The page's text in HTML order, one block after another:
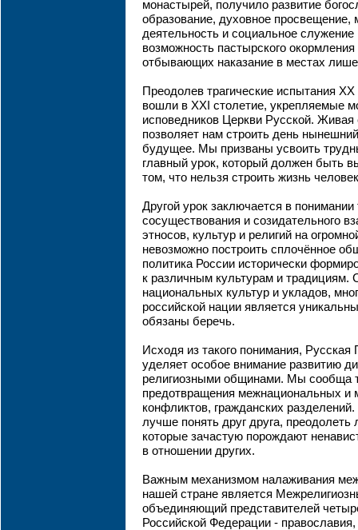
монастырей, получило развитие
образование, духовное просвещение,
деятельность и социальное
возможность пастырского
отбывающих наказание в местах
Преодолев трагические испытания
вошли в XXI столетие, укрепляемые
исповедников Церкви Русской.
позволяет нам строить день
будущее. Мы призваны усвоить
главный урок, который должен быть
том, что нельзя строить жизнь
Другой урок заключается в понимании
сосуществования и созидательного
этносов, культур и религий на
невозможно построить сплочённое
политика России исторически
к различным культурам и традициям.
национальных культур и укладов,
российской нации является
обязаны беречь.
Исходя из такого понимания,
уделяет особое внимание развитию
религиозными общинами. Мы сообща
предотвращения межнациональных и
конфликтов, гражданских
лучше понять друг друга,
которые зачастую порождают
в отношении других.
Важным механизмом налаживания
нашей стране является
объединяющий представителей
Российской Федерации -